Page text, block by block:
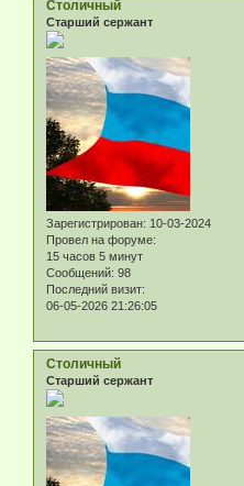
Столичный
Старший сержант
Зарегистрирован: 10-03-2024
Провел на форуме:
15 часов 5 минут
Сообщений: 98
Последний визит:
06-05-2026 21:26:05
Столичный
Старший сержант